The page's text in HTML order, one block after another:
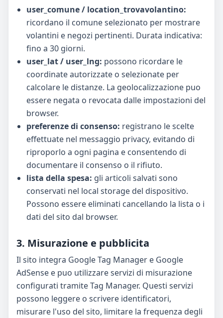
user_comune / location_trovavolantino:
ricordano il comune selezionato per mostrare
volantini e negozi pertinenti. Durata indicativa:
fino a 30 giorni.
user_lat / user_lng: possono ricordare le
coordinate autorizzate o selezionate per
calcolare le distanze. La geolocalizzazione puo
essere negata o revocata dalle impostazioni del
browser.
preferenze di consenso: registrano le scelte
effettuate nel messaggio privacy, evitando di
riproporlo a ogni pagina e consentendo di
documentare il consenso o il rifiuto.
lista della spesa: gli articoli salvati sono
conservati nel local storage del dispositivo.
Possono essere eliminati cancellando la lista o i
dati del sito dal browser.
3. Misurazione e pubblicita
Il sito integra Google Tag Manager e Google
AdSense e puo utilizzare servizi di misurazione
configurati tramite Tag Manager. Questi servizi
possono leggere o scrivere identificatori,
misurare l'uso del sito, limitare la frequenza degli